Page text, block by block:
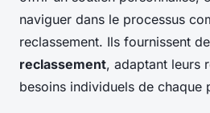
naviguer dans le processus
reclassement. Ils fournissent
reclassement, adaptant leurs
besoins individuels de chaque